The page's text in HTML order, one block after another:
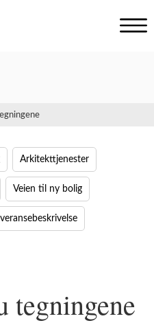
Arkitekttjenester
Veien til ny bolig
tegningene